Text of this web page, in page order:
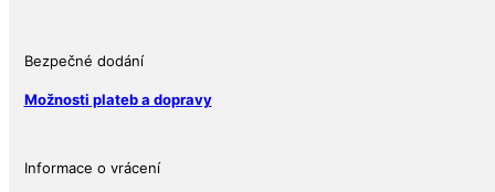
Bezpečné dodání
Možnosti plateb a dopravy
Informace o vrácení